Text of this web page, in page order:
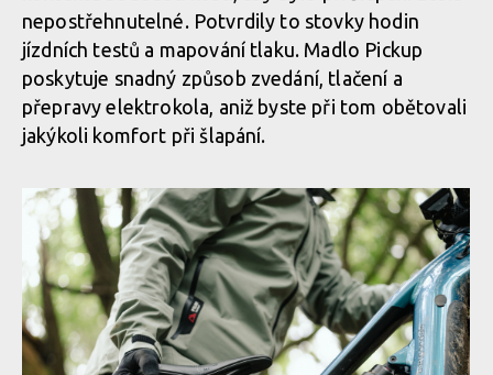
nepostřehnutelné. Potvrdily to stovky hodin
jízdních testů a mapování tlaku. Madlo Pickup
poskytuje snadný způsob zvedání, tlačení a
přepravy elektrokola, aniž byste při tom obětovali
jakýkoli komfort při šlapání.